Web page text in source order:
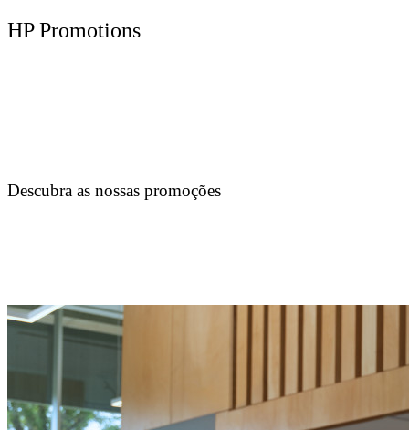
HP Promotions
Descubra as nossas promoções